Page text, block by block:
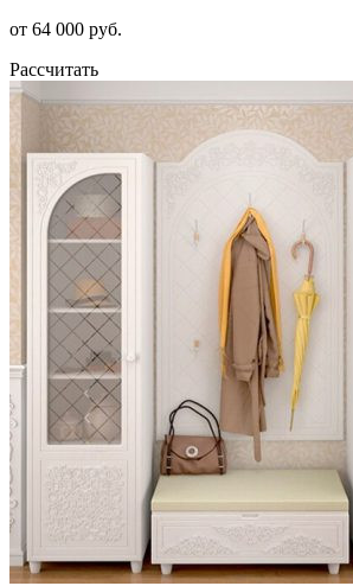
от 64 000 руб.
Рассчитать